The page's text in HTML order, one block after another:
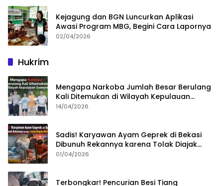
Kejagung dan BGN Luncurkan Aplikasi
Awasi Program MBG, Begini Cara Lapornya
02/04/2026
Hukrim
Mengapa Narkoba Jumlah Besar Berulang
Kali Ditemukan di Wilayah Kepulauan
Sumenep?
14/04/2026
Sadis! Karyawan Ayam Geprek di Bekasi
Dibunuh Rekannya karena Tolak Diajak
Merampok Majikan
01/04/2026
Terbongkar! Pencurian Besi Tiang